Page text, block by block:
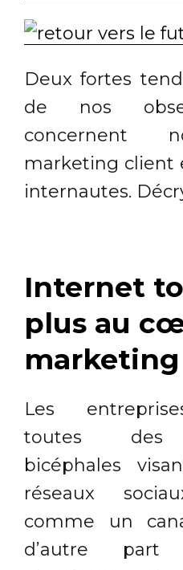
Deux fortes
de nos
concernent
marketing client
internautes.
Internet
plus au
Les
toutes des
bicéphales
réseaux
comme un
d’autre